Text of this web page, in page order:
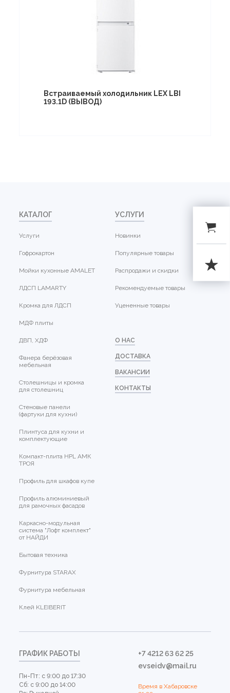
Встраиваемый холодильник LEX LBI
193.1D (ВЫВОД)
КАТАЛОГ
Услуги
Гофрокартон
Мойки кухонные AMALET
ЛДСП LAMARTY
Кромка для ЛДСП
МДФ плиты
ДВП, ХДФ
Фанера берёзовая
мебельная
Столешницы и кромка
для столешниц
Стеновые панели
(фартуки для кухни)
Плинтуса для кухни и
комплектующие
Компакт-плита HPL АМК
ТРОЯ
Профиль для шкафов купе
Профиль алюминиевый
для рамочных фасадов
Каркасно-модульная
система "Лофт комплект"
от НАЙДИ
Бытовая техника
Фурнитура STARAX
Фурнитура мебельная
Клей KLEIBERIT
УСЛУГИ
Новинки
Популярные товары
Распродажи и скидки
Рекомендуемые товары
Уцененные товары
О НАС
ДОСТАВКА
ВАКАНСИИ
КОНТАКТЫ
ГРАФИК РАБОТЫ
Пн-Пт: с 9:00 до 17:30
Сб: с 9:00 до 14:00
+7 4212 63 62 25
evseidv@mail.ru
Время в Хабаровске